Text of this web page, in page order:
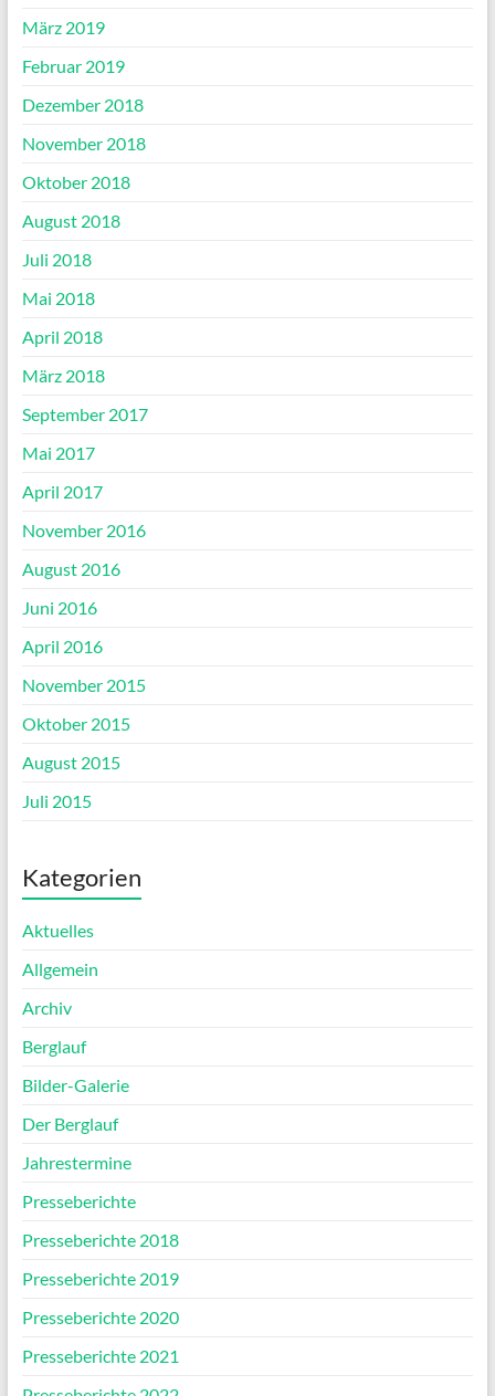
März 2019
Februar 2019
Dezember 2018
November 2018
Oktober 2018
August 2018
Juli 2018
Mai 2018
April 2018
März 2018
September 2017
Mai 2017
April 2017
November 2016
August 2016
Juni 2016
April 2016
November 2015
Oktober 2015
August 2015
Juli 2015
Kategorien
Aktuelles
Allgemein
Archiv
Berglauf
Bilder-Galerie
Der Berglauf
Jahrestermine
Presseberichte
Presseberichte 2018
Presseberichte 2019
Presseberichte 2020
Presseberichte 2021